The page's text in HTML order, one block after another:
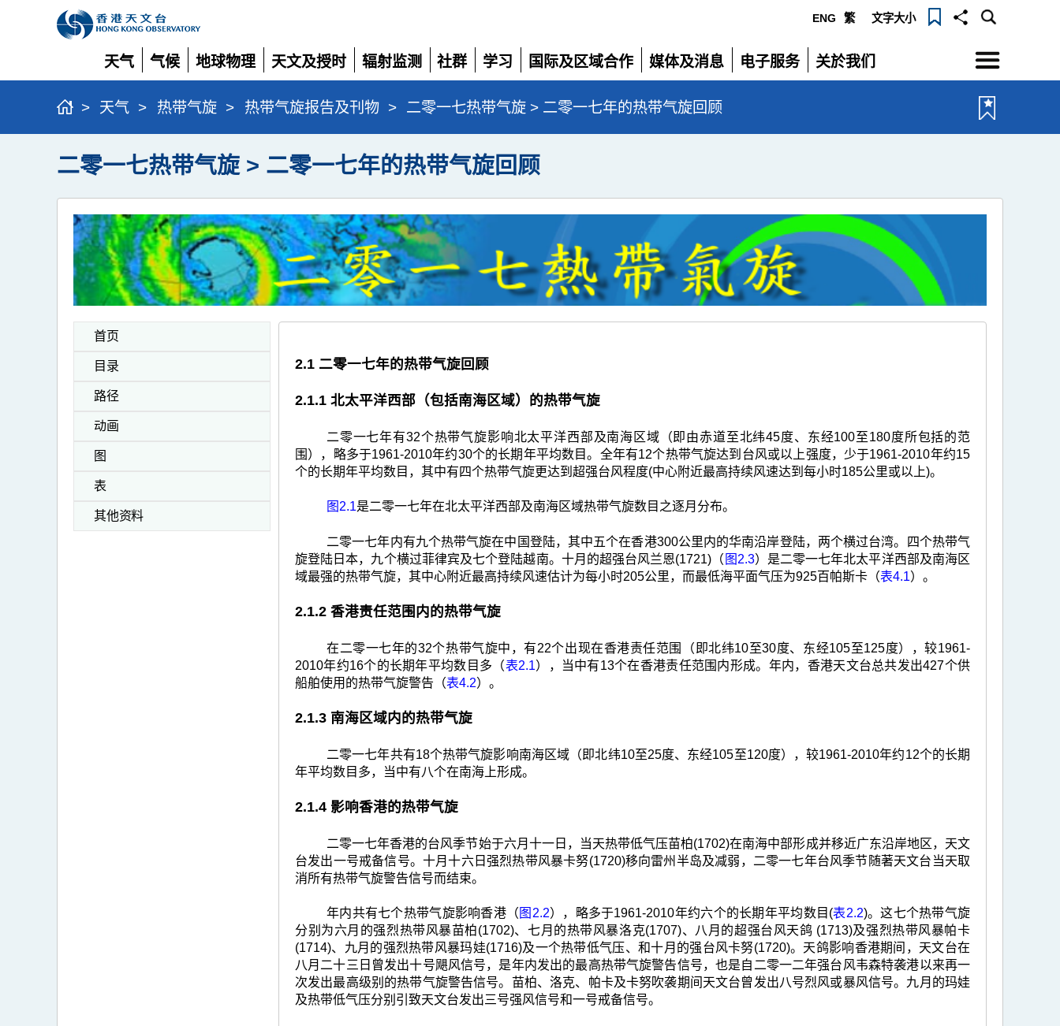
ENG 繁 文字大小
天气
展
开
气候
展
开
地球物理
展
开
天文及授时
展
开
辐射监测
展
开
社群
展
开
学习
展
开
国际及区域合作
展
开
媒体及消息
展
开
电子服务
展
关於我们
展
选
单
> 天气 > 热带气旋 > 热带气旋报告及刊物 > 二零一七热带气旋 > 二零一七年的热带气旋回顾
二零一七热带气旋 > 二零一七年的热带气旋回顾
首页
目录
路径
动画
图
表
其他资料
2.1 二零一七年的热带气旋回顾
2.1.1 北太平洋西部（包括南海区域）的热带气旋
二零一七年有32个热带气旋影响北太平洋西部及南海区域（即由赤道至北纬45度、东经100至180度所包括的范
围），略多于1961-2010年约30个的长期年平均数目。全年有12个热带气旋达到台风或以上强度，少于1961-2010年约15
个的长期年平均数目，其中有四个热带气旋更达到超强台风程度(中心附近最高持续风速达到每小时185公里或以上)。
图2.1是二零一七年在北太平洋西部及南海区域热带气旋数目之逐月分布。
二零一七年内有九个热带气旋在中国登陆，其中五个在香港300公里内的华南沿岸登陆，两个横过台湾。四个热带气
旋登陆日本，九个横过菲律宾及七个登陆越南。十月的超强台风兰恩(1721)（ 图2.3）是二零一七年北太平洋西部及南海区
域最强的热带气旋，其中心附近最高持续风速估计为每小时205公里，而最低海平面气压为925百帕斯卡（表4.1）。
2.1.2 香港责任范围内的热带气旋
在二零一七年的32个热带气旋中，有22个出现在香港责任范围（即北纬10至30度、东经105至125度），较1961-
2010年约16个的长期年平均数目多（表2.1），当中有13个在香港责任范围内形成。年内，香港天文台总共发出427个供
船舶使用的热带气旋警告（表4.2）。
2.1.3 南海区域内的热带气旋
二零一七年共有18个热带气旋影响南海区域（即北纬10至25度、东经105至120度），较1961-2010年约12个的长期
年平均数目多，当中有八个在南海上形成。
2.1.4 影响香港的热带气旋
二零一七年香港的台风季节始于六月十一日，当天热带低气压苗柏(1702)在南海中部形成并移近广东沿岸地区，天文
台发出一号戒备信号。十月十六日强烈热带风暴卡努(1720)移向雷州半岛及减弱，二零一七年台风季节随著天文台当天取
消所有热带气旋警告信号而结束。
年内共有七个热带气旋影响香港（ 图2.2），略多于1961-2010年约六个的长期年平均数目(表2.2)。这七个热带气旋
分别为六月的强烈热带风暴苗柏(1702)、七月的热带风暴洛克(1707)、八月的超强台风天鸽 (1713)及强烈热带风暴帕卡
(1714)、九月的强烈热带风暴玛娃(1716)及一个热带低气压、和十月的强台风卡努(1720)。天鸽影响香港期间，天文台在
八月二十三日曾发出十号飓风信号，是年内发出的最高热带气旋警告信号，也是自二零一二年强台风韦森特袭港以来再一
次发出最高级别的热带气旋警告信号。苗柏、洛克、帕卡及卡努吹袭期间天文台曾发出八号烈风或暴风信号。九月的玛娃
及热带低气压分别引致天文台发出三号强风信号和一号戒备信号。